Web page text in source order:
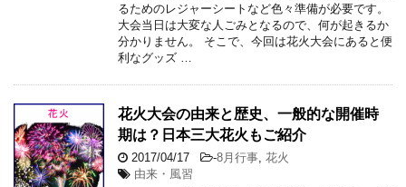
るためのレジャーシートなど色々準備が必要です。
大会当日は大変な人ごみとなるので、何が起きるか
分かりません。 そこで、今回は花火大会にあると便
利なグッズ …
花火大会の由来と歴史、一般的な開催時
期は？日本三大花火もご紹介
2017/04/17 -8月行事 花火
由来・風習